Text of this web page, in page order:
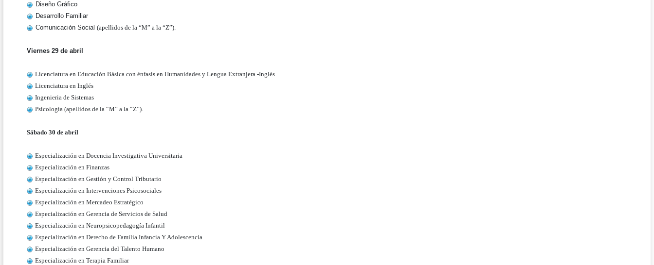
Diseño Gráfico
Desarrollo Familiar
Comunicación Social (apellidos de la “M” a la “Z”).
Viernes 29 de abril
Licenciatura en Educación Básica con énfasis en Humanidades y Lengua Extranjera -Inglés
Licenciatura en Inglés
Ingenieria de Sistemas
Psicología (apellidos de la “M” a la “Z”).
Sábado 30 de abril
Especialización en Docencia Investigativa Universitaria
Especialización en Finanzas
Especialización en Gestión y Control Tributario
Especialización en Intervenciones Psicosociales
Especialización en Mercadeo Estratégico
Especialización en Gerencia de Servicios de Salud
Especialización en Neuropsicopedagogía Infantil
Especialización en Derecho de Familia Infancia Y Adolescencia
Especialización en Gerencia del Talento Humano
Especialización en Terapia Familiar